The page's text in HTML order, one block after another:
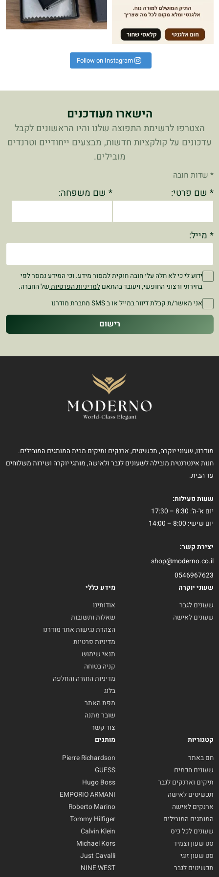
Follow on Instagram
הישארו מעודכנים
הצטרפו לרשימת התפוצה שלנו והיו הראשונים לקבל
עדכונים על קולקציות חדשות, מבצעים ייחודיים וטרנדים
מובילים.
* שדות חובה
* שם פרטי: * שם משפחה:
* מייל:
ידוע לי כי לא חלה עלי חובה חוקית למסור מידע. וכי המידע נמסר לפי
בחירתי ורצוני החופשי, ויעובד בהתאםלמדיניות הפרטיותשל החברה.
אני מאשר/ת קבלת דיוור במייל או ב SMS מחברת מודרנו
רישום
מודרנו, שעוני יוקרה, תכשיטים, ארנקים ותיקים מבית המותגים המובילים.
חנות אינטרנטית מובילה לשעונים לגבר ולאישה, מותגי יוקרה ושירות משלוחים
עד הבית.
שעות פעילות:
יום א'-ה': 8:30 – 17:30
יום שישי: 8:00 – 14:00
יצירת קשר:
shop@moderno.co.il
0546967623
שעוני יוקרה
שעונים לגבר
שעונים לאישה
מידע כללי
אודותינו
שאלות ותשובות
הצהרת נגישות אתר מודרנו
מדיניות פרטיות
תנאי שימוש
קניה בטוחה
מדיניות החזרה והחלפה
בלוג
מפת האתר
שובר מתנה
צור קשר
קטגוריות
חם באתר
שעונים חכמים
תיקים וארנקים לגבר
תכשיטים לאישה
ארנקים לאישה
המותגים המובילים
שעונים לכל כיס
סט שעון וצמיד
סט שעון זוגי
תכשיטים לגבר
מותגים
Pierre Richardson
GUESS
Hugo Boss
EMPORIO ARMANI
Roberto Marino
Tommy Hilfiger
Calvin Klein
Michael Kors
Just Cavalli
NINE WEST